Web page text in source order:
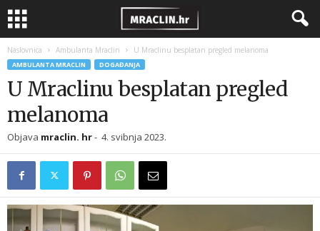
Naslovnica Ambulanta Mraclin U Mraclinu besplatan pregled melanoma
AMBULANTA MRACLIN DOGAĐANJA
U Mraclinu besplatan pregled
melanoma
Objava mraclin. hr- 4. svibnja 2023.